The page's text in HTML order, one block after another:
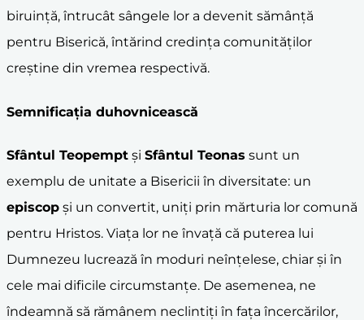
biruință, întrucât sângele lor a devenit sămânță
pentru Biserică, întărind credința comunităților
creștine din vremea respectivă.
Semnificația duhovnicească
Sfântul Teopempt și Sfântul Teonas sunt un
exemplu de unitate a Bisericii în diversitate: un
episcop și un convertit, uniți prin mărturia lor comună
pentru Hristos. Viața lor ne învață că puterea lui
Dumnezeu lucrează în moduri neînțelese, chiar și în
cele mai dificile circumstanțe. De asemenea, ne
îndeamnă să rămânem neclintiți în fața încercărilor,